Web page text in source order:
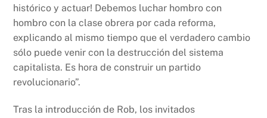
histórico y actuar! Debemos luchar hombro con
hombro con la clase obrera por cada reforma,
explicando al mismo tiempo que el verdadero cambio
sólo puede venir con la destrucción del sistema
capitalista. Es hora de construir un partido
revolucionario”.
Tras la introducción de Rob, los invitados